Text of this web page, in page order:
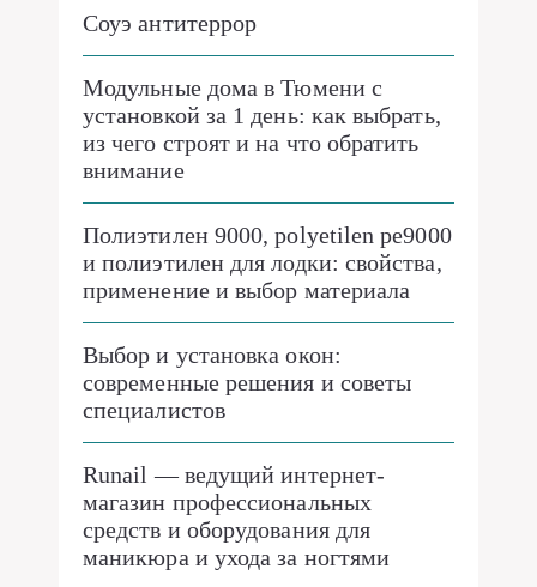
Соуэ антитеррор
Модульные дома в Тюмени с
установкой за 1 день: как выбрать,
из чего строят и на что обратить
внимание
Полиэтилен 9000, polyetilen pe9000
и полиэтилен для лодки: свойства,
применение и выбор материала
Выбор и установка окон:
современные решения и советы
специалистов
Runail — ведущий интернет-
магазин профессиональных
средств и оборудования для
маникюра и ухода за ногтями